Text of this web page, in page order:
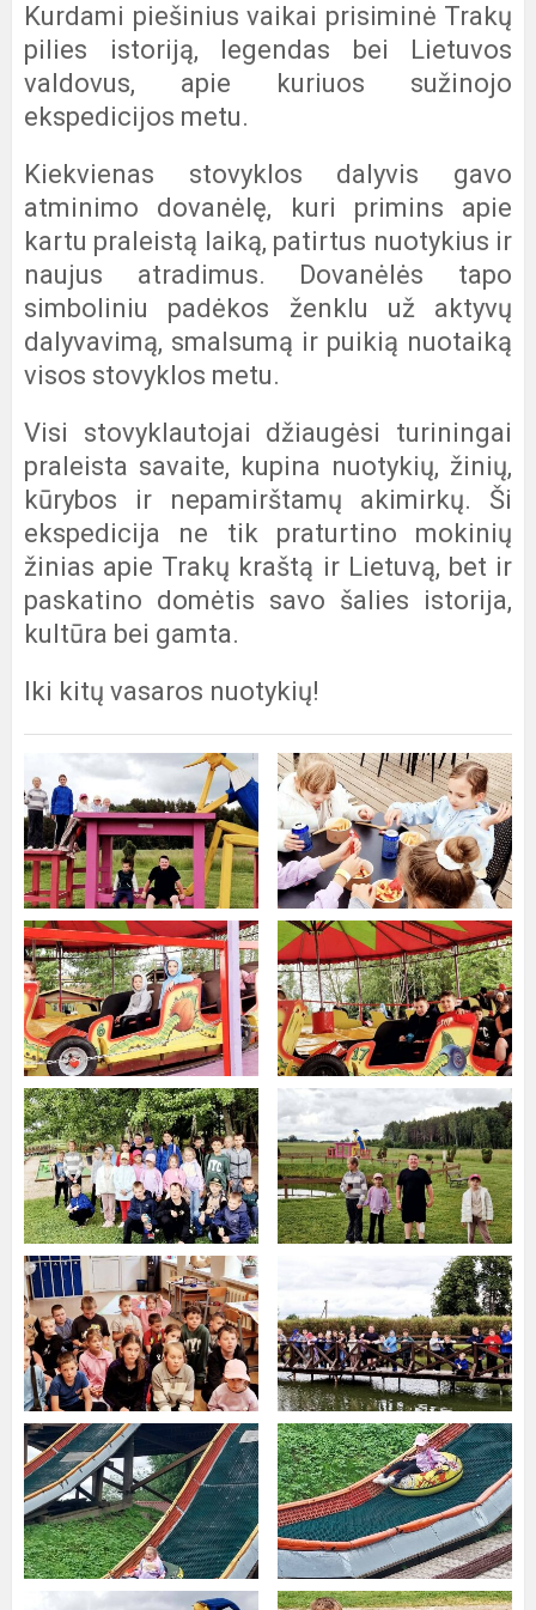
Kurdami piešinius vaikai prisiminė Trakų
pilies istoriją, legendas bei Lietuvos
valdovus, apie kuriuos sužinojo
ekspedicijos metu.
Kiekvienas stovyklos dalyvis gavo
atminimo dovanėlę, kuri primins apie
kartu praleistą laiką, patirtus nuotykius ir
naujus atradimus. Dovanėlės tapo
simboliniu padėkos ženklu už aktyvų
dalyvavimą, smalsumą ir puikią nuotaiką
visos stovyklos metu.
Visi stovyklautojai džiaugėsi turiningai
praleista savaite, kupina nuotykių, žinių,
kūrybos ir nepamirštamų akimirkų. Ši
ekspedicija ne tik praturtino mokinių
žinias apie Trakų kraštą ir Lietuvą, bet ir
paskatino domėtis savo šalies istorija,
kultūra bei gamta.
Iki kitų vasaros nuotykių!